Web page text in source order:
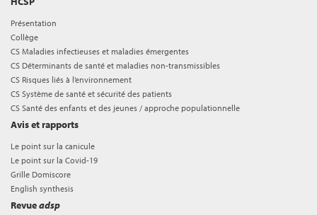
Présentation
Collège
CS Maladies infectieuses et maladies émergentes
CS Déterminants de santé et maladies non-transmissibles
CS Risques liés à l’environnement
CS Système de santé et sécurité des patients
CS Santé des enfants et des jeunes / approche populationnelle
Avis et rapports
Le point sur la canicule
Le point sur la Covid-19
Grille Domiscore
English synthesis
Revueadsp